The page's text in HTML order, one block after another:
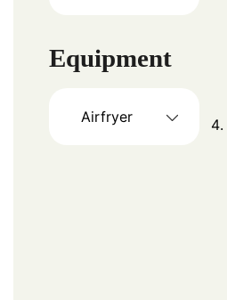
Equipment
Airfryer